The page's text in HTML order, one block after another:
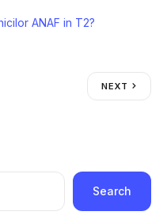
ANAF in T2?
NEXT
Search